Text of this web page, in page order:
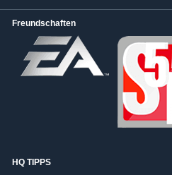
Freundschaften
HQ TIPPS